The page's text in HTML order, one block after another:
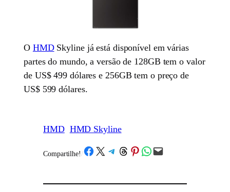
O HMDSkyline já está disponível em várias
partes do mundo, a versão de 128GB tem o valor
de US$ 499 dólares e 256GB tem o preço de
US$ 599 dólares.
HMD HMD Skyline
Compartilhe! /Share on Facebook
Share on X Share on Telegram
Share on Threads
Share on Pinterest
Share on WhatsApp
Email this Page